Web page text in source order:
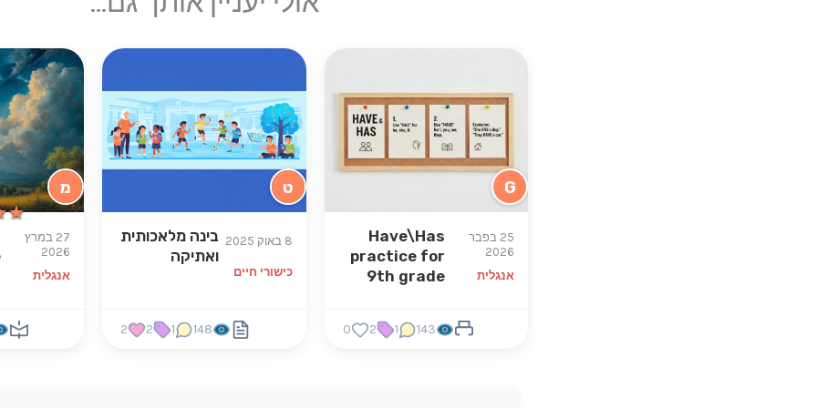
G
25 בפבר
2026
אנגלית
Have\Has
practice for
9th grade
143
1
2
0
ט
8 באוק 2025
כישורי חיים
בינה מלאכותית
ואתיקה
148
1
2
2
מ
27 במרץ
2026
אנגלית